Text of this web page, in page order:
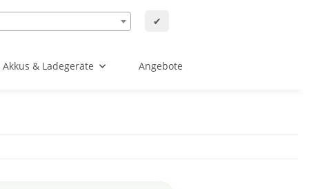
✔
Akkus & Ladegeräte Angebote